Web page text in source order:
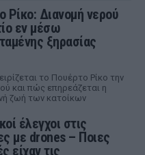
Ρίκο: Διανομή νερού
εν μέσω
ξηρασίας
το Πουέρτο Ρίκο την
και πώς επηρεάζεται η
ζωή των κατοίκων
έλεγχοι στις
με drones – Ποιες
είχαν τις